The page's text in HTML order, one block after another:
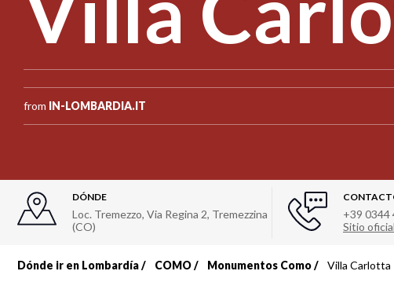
from IN-LOMBARDIA.IT
DÓNDE
Loc. Tremezzo, Via Regina 2, Tremezzina
(CO)
+39 0344
Sitio oficial
Dónde ir en Lombardía COMO Monumentos Como Villa Carlotta